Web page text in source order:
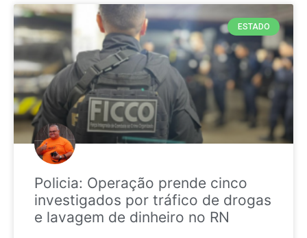
ESTADO
Policia: Operação prende cinco
investigados por tráfico de drogas
e lavagem de dinheiro no RN